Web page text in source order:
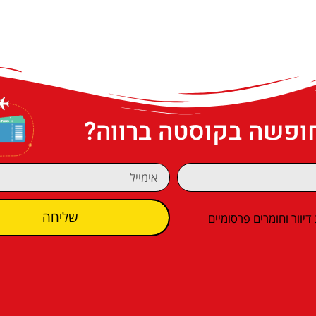
בקוסטה ברווה?
וחומרים פרסומיים שליחה